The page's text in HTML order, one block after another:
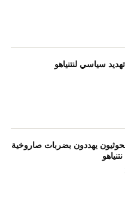
سياسي لنتنياهو
يهددون بضربات صاروخية